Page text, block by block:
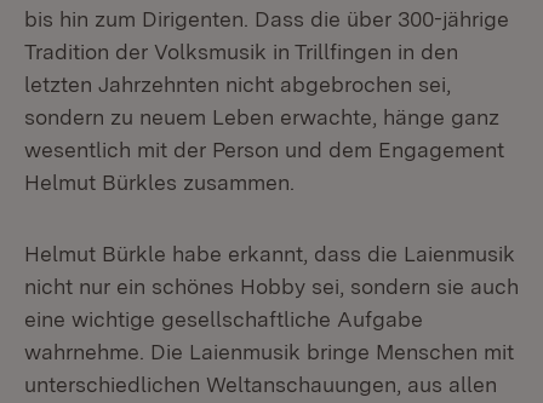
bis hin zum Dirigenten. Dass die über 300-jährige
Tradition der Volksmusik in Trillfingen in den
letzten Jahrzehnten nicht abgebrochen sei,
sondern zu neuem Leben erwachte, hänge ganz
wesentlich mit der Person und dem Engagement
Helmut Bürkles zusammen.
Helmut Bürkle habe erkannt, dass die Laienmusik
nicht nur ein schönes Hobby sei, sondern sie auch
eine wichtige gesellschaftliche Aufgabe
wahrnehme. Die Laienmusik bringe Menschen mit
unterschiedlichen Weltanschauungen, aus allen